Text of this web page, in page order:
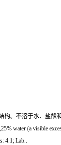
。不溶于水、盐酸
water (a visible
4.1; Lab..